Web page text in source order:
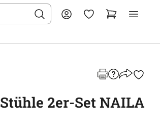
Stühle 2er-Set NAILA